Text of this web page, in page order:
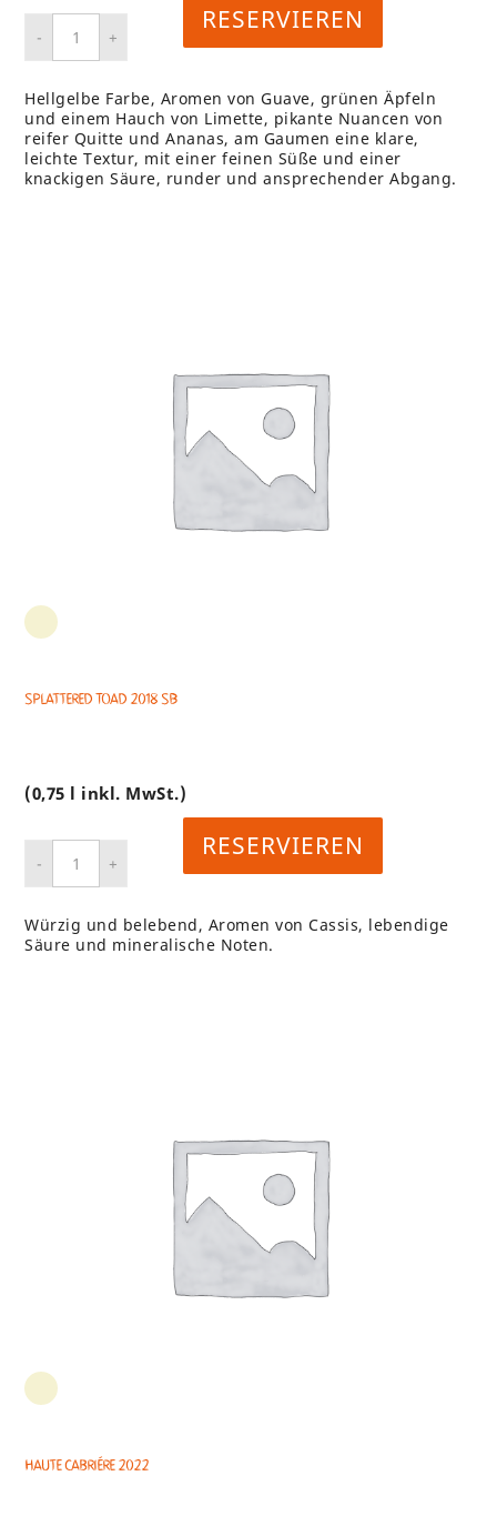
RESERVIEREN
Hellgelbe Farbe, Aromen von Guave, grünen Äpfeln
und einem Hauch von Limette, pikante Nuancen von
reifer Quitte und Ananas, am Gaumen eine klare,
leichte Textur, mit einer feinen Süße und einer
knackigen Säure, runder und ansprechender Abgang.
Splattered Toad 2018 SB
(0,75 l inkl. MwSt.)
RESERVIEREN
Würzig und belebend, Aromen von Cassis, lebendige
Säure und mineralische Noten.
Haute Cabriére 2022